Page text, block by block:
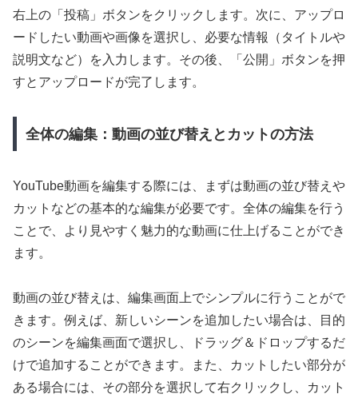
右上の「投稿」ボタンをクリックします。次に、アップロ
ードしたい動画や画像を選択し、必要な情報（タイトルや
説明文など）を入力します。その後、「公開」ボタンを押
すとアップロードが完了します。
全体の編集：動画の並び替えとカットの方法
YouTube動画を編集する際には、まずは動画の並び替えや
カットなどの基本的な編集が必要です。全体の編集を行う
ことで、より見やすく魅力的な動画に仕上げることができ
ます。
動画の並び替えは、編集画面上でシンプルに行うことがで
きます。例えば、新しいシーンを追加したい場合は、目的
のシーンを編集画面で選択し、ドラッグ＆ドロップするだ
けで追加することができます。また、カットしたい部分が
ある場合には、その部分を選択して右クリックし、カット